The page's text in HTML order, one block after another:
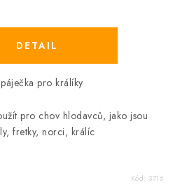
pro králíky
pro chov hlodavců, jako jsou
fretky, norci, králíc
Kód: 3716